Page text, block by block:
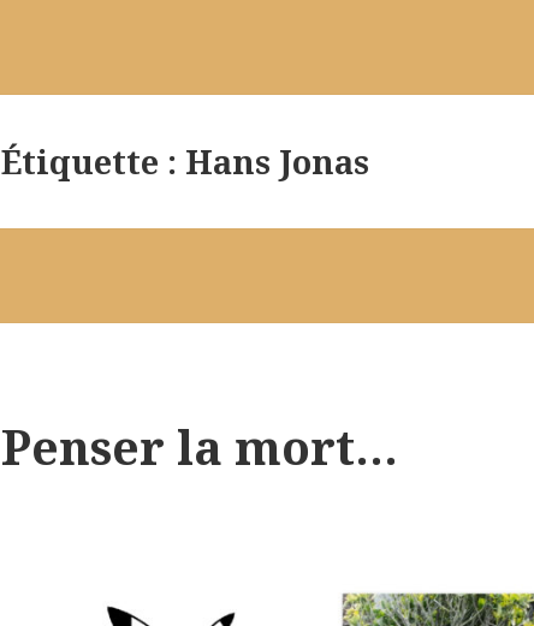
Étiquette : Hans Jonas
Penser la mort…